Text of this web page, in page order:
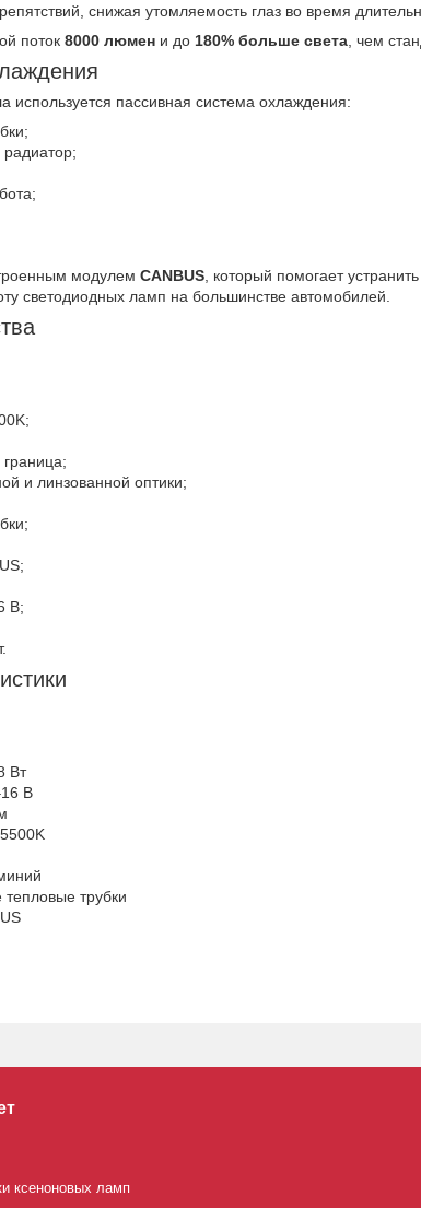
снижая утомляемость глаз во время
поток 8000 люмен и до 180% больше света , чем
используется пассивная система охлаждения:
модулем CANBUS , который помогает
светодиодных ламп на большинстве автомобилей.
и линзованной оптики;
В;
Вт
В
5500K
трубки
ксеноновых ламп